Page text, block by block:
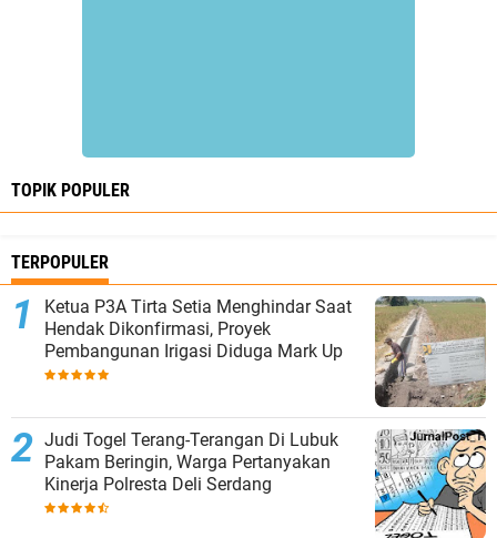
TOPIK POPULER
TERPOPULER
Ketua P3A Tirta Setia Menghindar Saat
Hendak Dikonfirmasi, Proyek
Pembangunan Irigasi Diduga Mark Up
Judi Togel Terang-Terangan Di Lubuk
Pakam Beringin, Warga Pertanyakan
Kinerja Polresta Deli Serdang